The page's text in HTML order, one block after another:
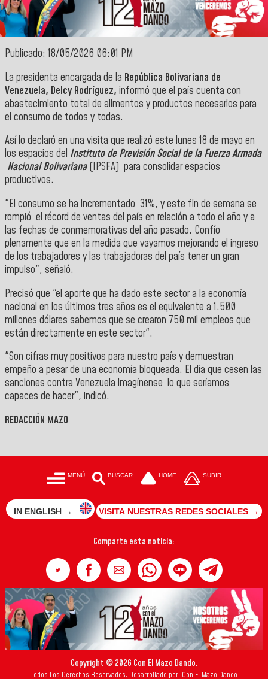
Publicado: 18/05/2026 06:01 PM
La presidenta encargada de la República Bolivariana de
Venezuela, Delcy Rodríguez, informó que el país cuenta con
abastecimiento total de alimentos y productos necesarios para
el consumo de todos y todas.
Así lo declaró en una visita que realizó este lunes 18 de mayo en
los espacios del Instituto de Previsión Social de la Fuerza Armada
Nacional Bolivariana(IPSFA) para consolidar espacios
productivos.
"El consumo se ha incrementado 31%, y este fin de semana se
rompió el récord de ventas del país en relación a todo el año y a
las fechas de conmemorativas del año pasado. Confío
plenamente que en la medida que vayamos mejorando el ingreso
de los trabajadores y las trabajadoras del país tener un gran
impulso", señaló.
Precisó que "el aporte que ha dado este sector a la economía
nacional en los últimos tres años es el equivalente a 1.500
millones dólares sabemos que se crearon 750 mil empleos que
están directamente en este sector".
"Son cifras muy positivos para nuestro país y demuestran
empeño a pesar de una economía bloqueada. El día que cesen las
sanciones contra Venezuela imagínense lo que seríamos
capaces de hacer", indicó.
REDACCIÓN MAZO
MENÚ BUSCAR HOME SUBIR
IN ENGLISH → VISITA NUESTRAS REDES SOCIALES →
Comparte esta noticia:
Copyright © 2026 Con El Mazo Dando.
Todos Los Derechos Reservados. Desarrollado por: Con El Mazo Dando